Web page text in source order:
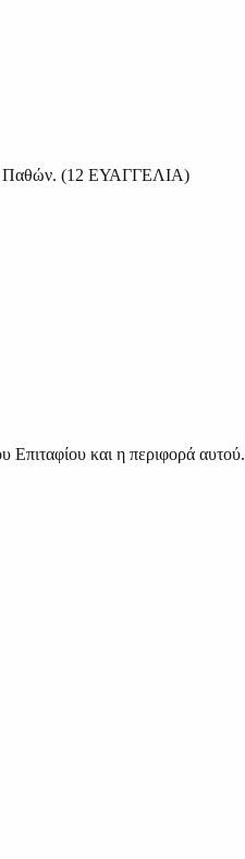
Παθών. (12 ΕΥΑΓΓΕΛΙΑ)
και η περιφορά αυτού.